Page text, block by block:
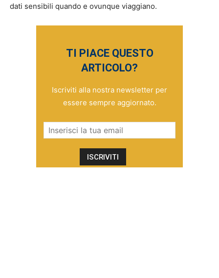
dati sensibili quando e ovunque viaggiano.
TI PIACE QUESTO
ARTICOLO?
Iscriviti alla nostra newsletter per
essere sempre aggiornato.